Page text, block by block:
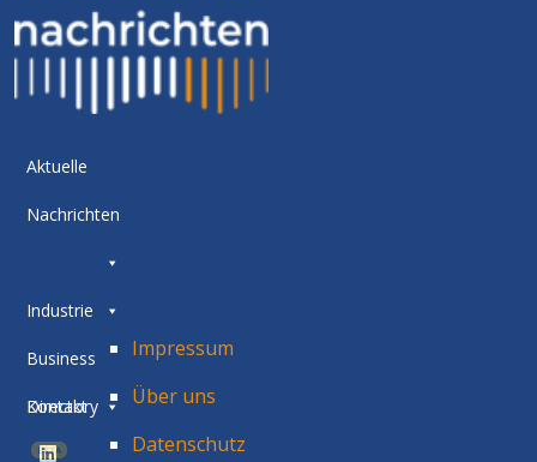
Aktuelle
Nachrichten
Industrie
Business
Directory
BETA
Kontakt
Impressum
Über uns
Datenschutz